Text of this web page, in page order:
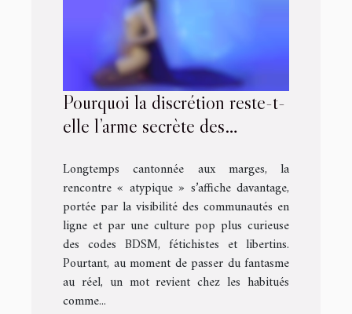
Pourquoi la discrétion reste-t-
elle l’arme secrète des
Longtemps cantonnée aux marges, la
rencontre « atypique » s’affiche davantage,
portée par la visibilité des communautés en
ligne et par une culture pop plus curieuse
des codes BDSM, fétichistes et libertins.
Pourtant, au moment de passer du fantasme
au réel, un mot revient chez les habitués
comme...